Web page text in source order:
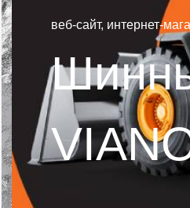
веб-сайт, интернет-